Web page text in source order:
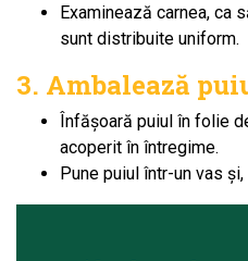
Examinează carnea, ca
sunt distribuite uniform.
3. Ambalează
Înfășoară puiul în folie
acoperit în întregime.
Pune puiul într-un vas